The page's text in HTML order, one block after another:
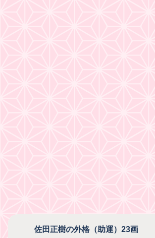
佐田正樹の外格（助運）23画